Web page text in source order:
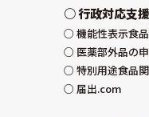
行政対応支
機能性表示食
医薬部外品の
特別用途食品
届出.com